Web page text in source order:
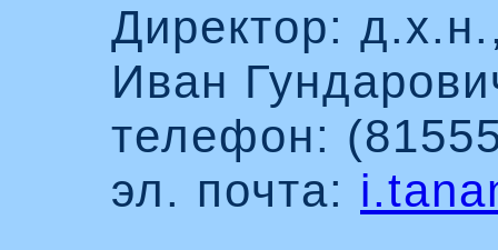
Директор:
Иван
телефон:
эл. почта: